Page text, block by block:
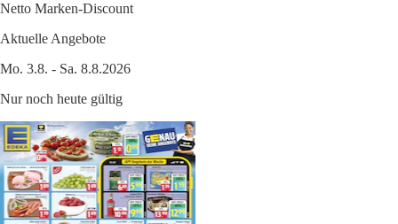
Netto Marken-Discount
Aktuelle Angebote
Mo. 3.8. - Sa. 8.8.2026
Nur noch heute gültig